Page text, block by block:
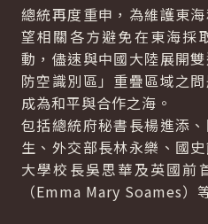
總統再度重申，為維護東
望相關各方避免在東海採
動，儘速與中國大陸展開
防空識別區」重疊區域之
成為和平與合作之海。
包括總統府秘書長楊進添
生、外交部長林永樂、國
大學校長吳思華及英國前
（Emma Mary Soames）